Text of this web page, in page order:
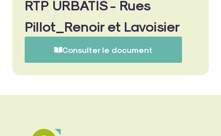
RTP URBATIS - Rues
Pillot_Renoir et Lavoisier
Consulter le document